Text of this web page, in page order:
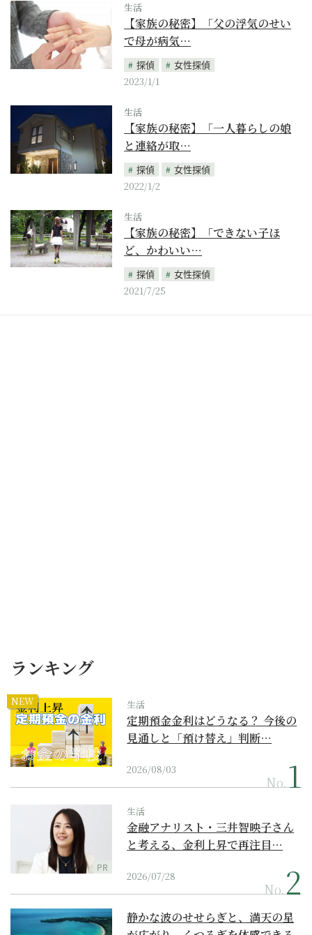
生活
【家族の秘密】「父の浮気のせい
で母が病気…
探偵
女性探偵
2023/1/1
生活
【家族の秘密】「一人暮らしの娘
と連絡が取…
探偵
女性探偵
2022/1/2
生活
【家族の秘密】「できない子ほ
ど、かわいい…
探偵
女性探偵
2021/7/25
ランキング
NEW 生活
定期預金金利はどうなる？ 今後の
見通しと「預け替え」判断…
2026/08/03
No.
PR
生活
金融アナリスト・三井智映子さん
と考える、金利上昇で再注目…
2026/07/28
No.
静かな波のせせらぎと、満天の星